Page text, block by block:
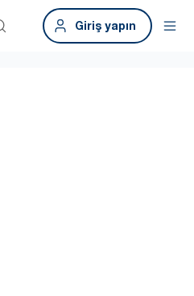
Giriş yapın